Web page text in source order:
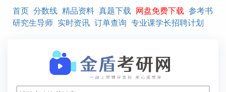
首页 分数线 精品资料 真题下载 网盘免费下载 参考书
研究生导师 实时资讯 订单查询 专业课学长招聘计划